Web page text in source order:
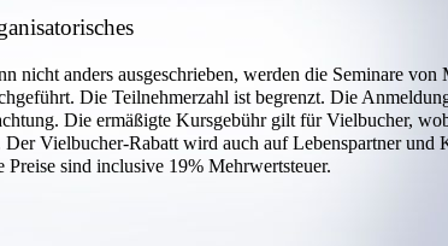
nicht anders ausgeschrieben, werden die Seminare
Die Teilnehmerzahl ist begrenzt. Die
Die ermäßigte Kursgebühr gilt für Vielbucher,
Der Vielbucher-Rabatt wird auch auf Lebenspartner und
Preise sind inclusive 19% Mehrwertsteuer.